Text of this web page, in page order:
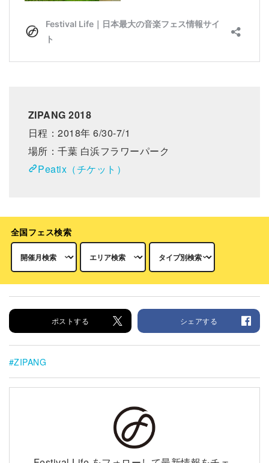
ZIPANG 2018
日程：2018年 6/30-7/1
場所：千葉 白浜フラワーパーク
Peatix（チケット）
全国フェス検索
ポストする シェアする
ZIPANG